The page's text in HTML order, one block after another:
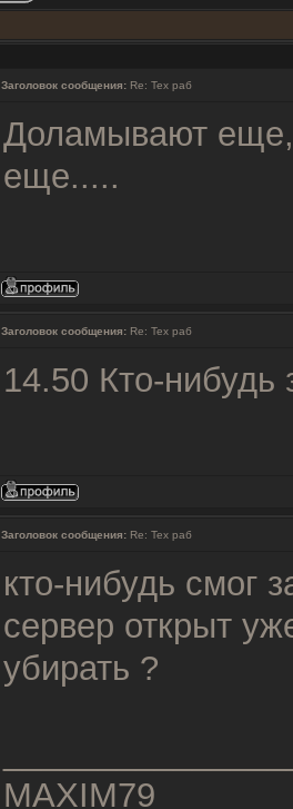
Заголовок сообщения: Re: Тех раб
Доламывают еще,
еще.....
Заголовок сообщения: Re: Тех раб
14.50 Кто-нибудь
Заголовок сообщения: Re: Тех раб
кто-нибудь смог
сервер открыт
убирать ?
MAXIM79